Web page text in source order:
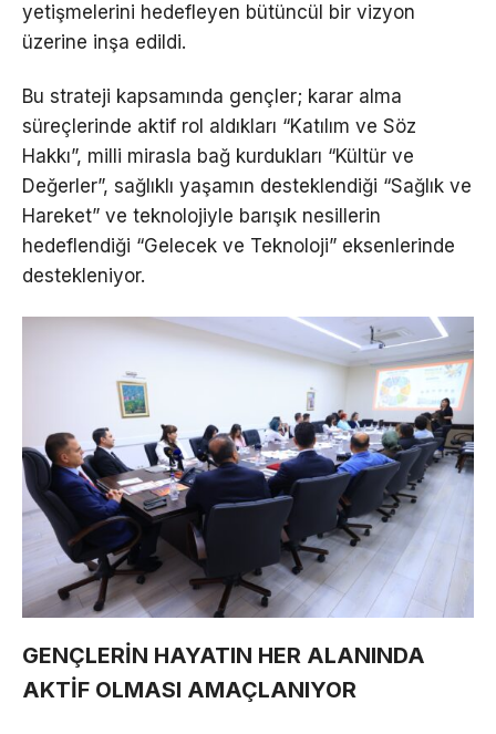
yetişmelerini hedefleyen bütüncül bir vizyon
üzerine inşa edildi.
Bu strateji kapsamında gençler; karar alma
süreçlerinde aktif rol aldıkları “Katılım ve Söz
Hakkı”, milli mirasla bağ kurdukları “Kültür ve
Değerler”, sağlıklı yaşamın desteklendiği “Sağlık ve
Hareket” ve teknolojiyle barışık nesillerin
hedeflendiği “Gelecek ve Teknoloji” eksenlerinde
destekleniyor.
GENÇLERİN HAYATIN HER ALANINDA
AKTİF OLMASI AMAÇLANIYOR